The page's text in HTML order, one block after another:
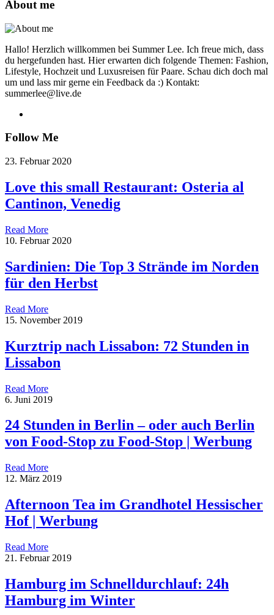
About me
Hallo! Herzlich willkommen bei Summer Lee. Ich freue mich, dass
du hergefunden hast. Hier erwarten dich folgende Themen: Fashion,
Lifestyle, Hochzeit und Luxusreisen für Paare. Schau dich doch mal
um und lass mir gerne ein Feedback da :) Kontakt:
summerlee@live.de
Follow Me
23. Februar 2020
Love this small Restaurant: Osteria al
Cantinon, Venedig
Read More
10. Februar 2020
Sardinien: Die Top 3 Strände im Norden
für den Herbst
Read More
15. November 2019
Kurztrip nach Lissabon: 72 Stunden in
Lissabon
Read More
6. Juni 2019
24 Stunden in Berlin – oder auch Berlin
von Food-Stop zu Food-Stop | Werbung
Read More
12. März 2019
Afternoon Tea im Grandhotel Hessischer
Hof | Werbung
Read More
21. Februar 2019
Hamburg im Schnelldurchlauf: 24h
Hamburg im Winter